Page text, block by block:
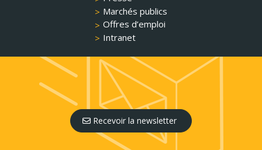
Marchés publics
Offres d’emploi
Intranet
Recevoir la newsletter